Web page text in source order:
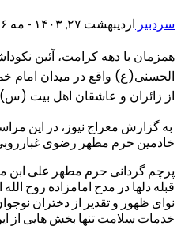
سردبیر اردیبهشت ۲۷, ۱۴۰۳ - مه ۱۶, ۲۰۲۴
همزمان با دهه کرامت، آئین
الحسنی(ع) واقع در میدان امام
از زائران و عاشقان اهل بیت
به گزارش معراج نیوز، در این
خادمین حرم مطهر رضوی
پرچم گردانی حرم مطهر علی ابن
قبله دلها در مدح امامزاده روح
نوای ظهور و تقدیر از دختران
خدمات سلامت تنها بخش هایی از